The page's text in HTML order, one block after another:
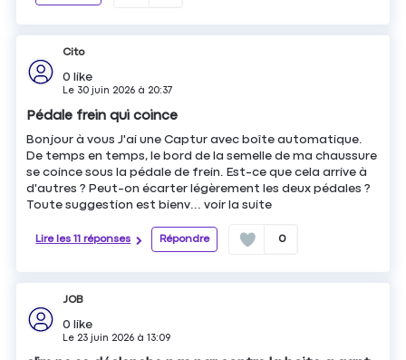
Cito
0 like
Le 30 juin 2026 à 20:37
Pédale frein qui coince
Bonjour à vous J'ai une Captur avec boîte automatique.
De temps en temps, le bord de la semelle de ma chaussure
se coince sous la pédale de frein. Est-ce que cela arrive à
d'autres ? Peut-on écarter légèrement les deux pédales ?
Toute suggestion est bienv...voir la suite
Lire les 11 réponses Répondre 0
JOB
0 like
Le 23 juin 2026 à13:09